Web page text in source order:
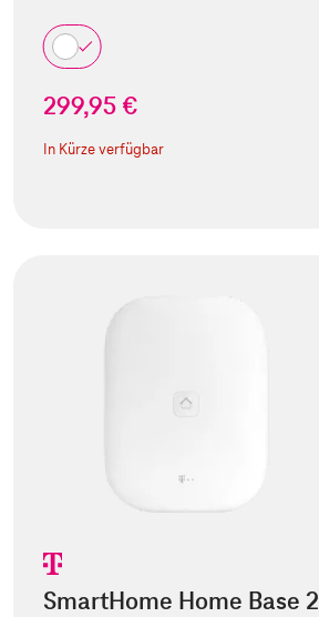
299,95 €
In Kürze verfügbar
SmartHome Home Base 2